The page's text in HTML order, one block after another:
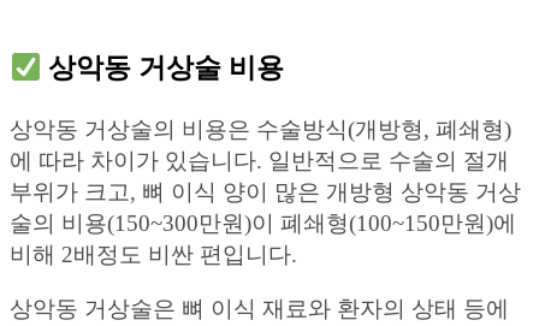
상악동 거상술 비용
상악동 거상술의 비용은 수술방식(개방형, 폐쇄형)
에 따라 차이가 있습니다. 일반적으로 수술의 절개
부위가 크고, 뼈 이식 양이 많은 개방형 상악동 거상
술의 비용(150~300만원)이 폐쇄형(100~150만원)에
비해 2배정도 비싼 편입니다.
상악동 거상술은 뼈 이식 재료와 환자의 상태 등에